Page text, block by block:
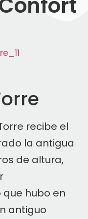
recibe el
la antigua
de altura,
hubo en
antiguo